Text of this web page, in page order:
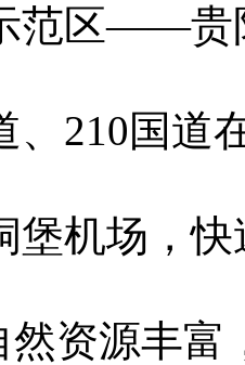
范区——贵
、210国道
堡机场，
然资源丰富